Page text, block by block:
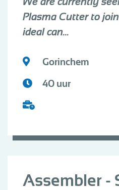
Plasma Cutter to
ideal can...
Gorinchem
40 uur
Assembler -